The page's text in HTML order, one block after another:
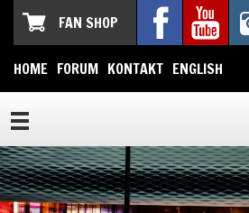
FAN SHOP
HOME FORUM KONTAKT ENGLISH